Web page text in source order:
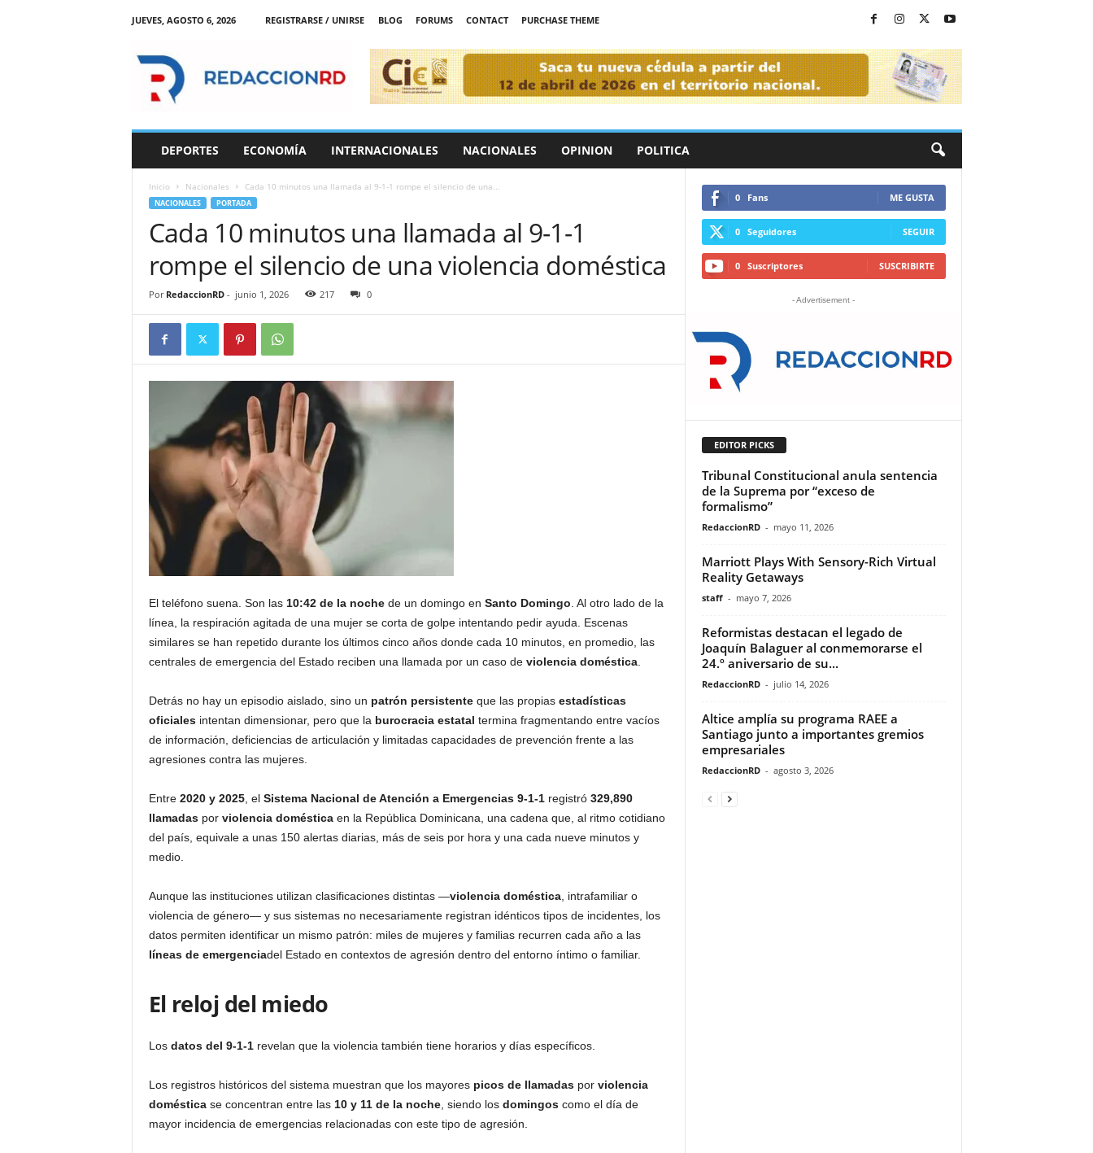
JUEVES, AGOSTO 6, 2026 REGISTRARSE / UNIRSE BLOG FORUMS CONTACT
PURCHASE THEME
DEPORTES ECONOMÍA INTERNACIONALES NACIONALES OPINION POLITICA
Inicio Nacionales Cada 10 minutos una llamada al 9-1-1 rompe el silencio de una...
NACIONALES PORTADA
Cada 10 minutos una llamada al 9-1-1
rompe el silencio de una violencia doméstica
Por RedaccionRD- junio 1, 2026 217 0
El teléfono suena. Son las 10:42 de la nochede un domingo en Santo Domingo . Al otro lado de la
línea, la respiración agitada de una mujer se corta de golpe intentando pedir ayuda. Escenas
similares se han repetido durante los últimos cinco años donde cada 10 minutos, en promedio, las
centrales de emergencia del Estado reciben una llamada por un caso de violencia doméstica.
Detrás no hay un episodio aislado, sino un patrón persistenteque las propias estadísticas
oficialesintentan dimensionar, pero que la burocracia estatal termina fragmentando entre vacíos
de información, deficiencias de articulación y limitadas capacidades de prevención frente a las
agresiones contra las mujeres.
Entre 2020 y 2025, el Sistema Nacional de Atención a Emergencias 9-1-1registró 329,890
llamadaspor violencia domésticaen la República Dominicana, una cadena que, al ritmo cotidiano
del país, equivale a unas 150 alertas diarias, más de seis por hora y una cada nueve minutos y
medio.
Aunque las instituciones utilizan clasificaciones distintas —violencia doméstica, intrafamiliar o
violencia de género— y sus sistemas no necesariamente registran idénticos tipos de incidentes, los
datos permiten identificar un mismo patrón: miles de mujeres y familias recurren cada año a las
líneas de emergenciadel Estado en contextos de agresión dentro del entorno íntimo o familiar.
El reloj del miedo
Los datos del 9-1-1revelan que la violencia también tiene horarios y días específicos.
Los registros históricos del sistema muestran que los mayores picos de llamadaspor violencia
domésticase concentran entre las 10 y 11 de la noche, siendo los domingoscomo el día de
mayor incidencia de emergencias relacionadas con este tipo de agresión.
0 Fans ME GUSTA
0 Seguidores SEGUIR
0 Suscriptores SUSCRIBIRTE
- Advertisement -
EDITOR PICKS
Tribunal Constitucional anula sentencia
de la Suprema por “exceso de
formalismo”
RedaccionRD - mayo 11, 2026
Marriott Plays With Sensory-Rich Virtual
Reality Getaways
staff - mayo 7, 2026
Reformistas destacan el legado de
Joaquín Balaguer al conmemorarse el
24.º aniversario de su...
RedaccionRD - julio 14, 2026
Altice amplía su programa RAEE a
Santiago junto a importantes gremios
empresariales
RedaccionRD - agosto 3, 2026